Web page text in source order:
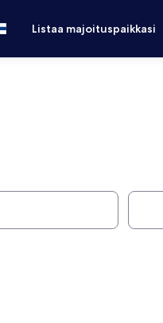
Listaa majoituspaikkasi